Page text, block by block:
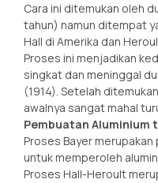
Cara ini ditemukan oleh
tahun) namun ditempat
Hall di Amerika dan
Proses ini menjadikan
singkat dan meninggal
(1914). Setelah
awalnya sangat mahal
Pembuatan Aluminium
Proses Bayer
untuk memperoleh
Proses Hall-Heroult